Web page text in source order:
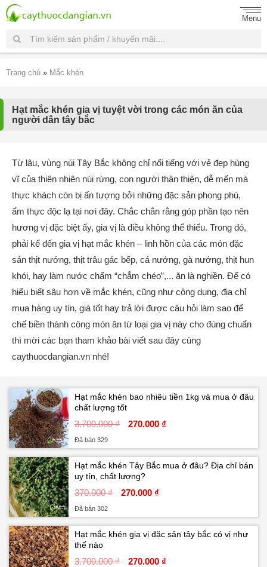
Menu
Trang chủ » Mắc khén
Hạt mắc khén gia vị tuyệt vời trong các món ăn của
người dân tây bắc
Từ lâu, vùng núi Tây Bắc không chỉ nổi tiếng với vẻ đẹp hùng
vĩ của thiên nhiên núi rừng, con người thân thiện, dễ mến mà
thực khách còn bị ấn tượng bởi những đặc sản phong phú,
ẩm thực độc lạ tại nơi đây. Chắc chắn rằng góp phần tạo nên
hương vị đặc biệt ấy, gia vị là điều không thể thiếu. Trong đó,
phải kể đến gia vị hạt mắc khén – linh hồn của các món đặc
sản thịt nướng, thịt trâu gác bếp, cá nướng, gà nướng, thịt hun
khói, hay làm nước chấm “chẳm chéo”,... ăn là nghiền. Để có
hiểu biết sâu hơn về mắc khén, cũng như công dụng, địa chỉ
mua hàng uy tín, giá tốt hay trả lời được câu hỏi làm sao để
chế biền thành công món ăn từ loại gia vị này cho đúng chuẩn
thì mời các bạn tham khảo bài viết sau đây cùng
caythuocdangian.vn nhé!
Hạt mắc khén bao nhiêu tiền 1kg và mua ở đâu
chất lượng tốt
3.700.000 ₫ 270.000 ₫
Đã bán 329
Hạt mắc khén Tây Bắc mua ở đâu? Địa chỉ bán
uy tín, chất lượng?
370.000 ₫ 270.000 ₫
Đã bán 302
Hạt mắc khén gia vị đặc sản tây bắc có vị như
thế nào
3.700.000 ₫ 270.000 ₫